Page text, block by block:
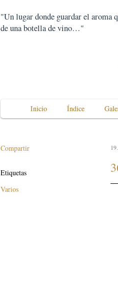
"Un lugar donde guardar el aroma
de una botella de vino…"
Inicio Índice
Compartir
Etiquetas
Varios